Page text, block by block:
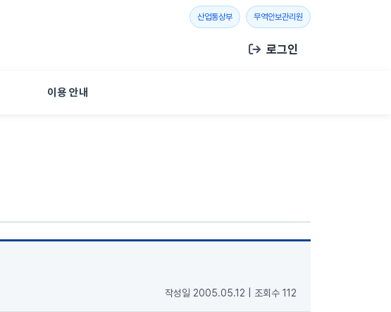
산업통상부새 창 열기무역안보관리원 새 창 열기
로그인
이용 안내
작성일 2005.05.12 조회수 112